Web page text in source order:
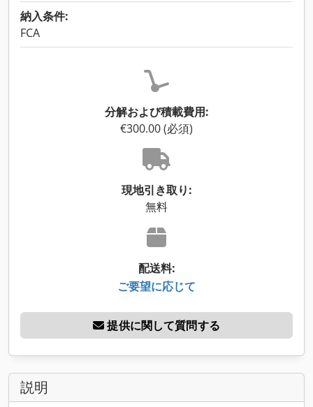
納入条件:
FCA
分解および積載費用:
€300.00 (必須)
現地引き取り:
無料
配送料:
ご要望に応じて
提供に関して質問する
説明